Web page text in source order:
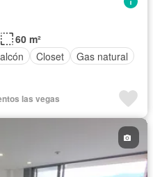
60 m²
Closet
Gas natural
las vegas